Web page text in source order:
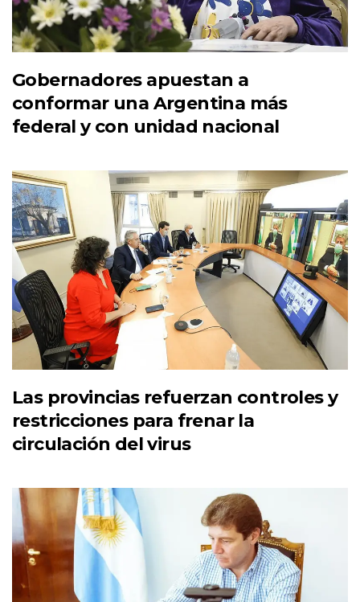
Gobernadores apuestan a
conformar una Argentina más
federal y con unidad nacional
Las provincias refuerzan controles y
restricciones para frenar la
circulación del virus